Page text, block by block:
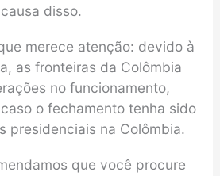
disso.
merece atenção: devido à
as fronteiras da Colômbia
no funcionamento,
o fechamento tenha sido
presidenciais na Colômbia.
que você procure